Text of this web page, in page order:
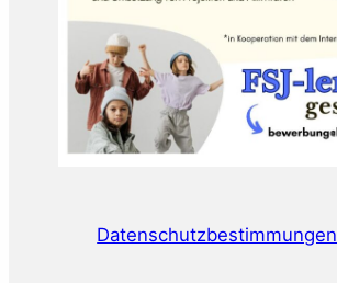
Datenschutzbestimmungen